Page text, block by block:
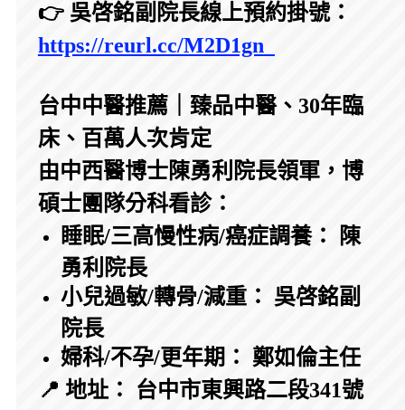
👉 吳啓銘副院長線上預約掛號：
https://reurl.cc/M2D1gn
台中中醫推薦｜臻品中醫、30年臨
床、百萬人次肯定
由中西醫博士陳勇利院長領軍，博
碩士團隊分科看診：
睡眠/三高慢性病/癌症調養： 陳
勇利院長
小兒過敏/轉骨/減重： 吳啓銘副
院長
婦科/不孕/更年期： 鄭如倫主任
📍 地址： 台中市東興路二段341號